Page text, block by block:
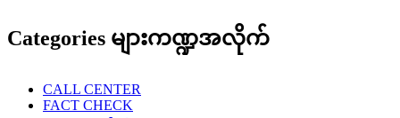
Categories များကဏ္ဍအလိုက်
CALL CENTER
FACT CHECK